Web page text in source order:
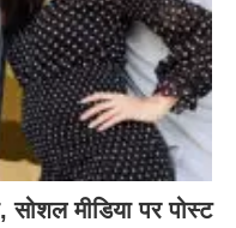
सोशल मीडिया पर पोस्ट